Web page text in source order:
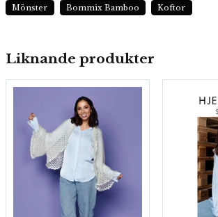
Liknande produkter
Mönster Bommix Bamboo Koftor